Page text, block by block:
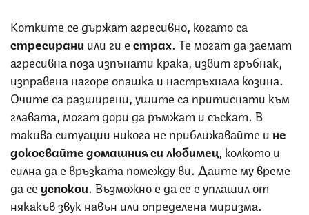
Котките се държат агресивно, когато са
стресирани или ги естрах. Те могат да заемат
агресивна поза изпънати крака, извит гръбнак,
изправена нагоре опашка и настръхнала козина.
Очите са разширени, ушите са притиснати към
главата, могат дори да ръмжат и съскат. В
такива ситуации никога не приближавайте и не
докосвайте домашния си любимец, колкото и
силна да е връзката помежду ви. Дайте му време
да се успокои. Възможно е да се е уплашил от
някакъв звук навън или определена миризма.